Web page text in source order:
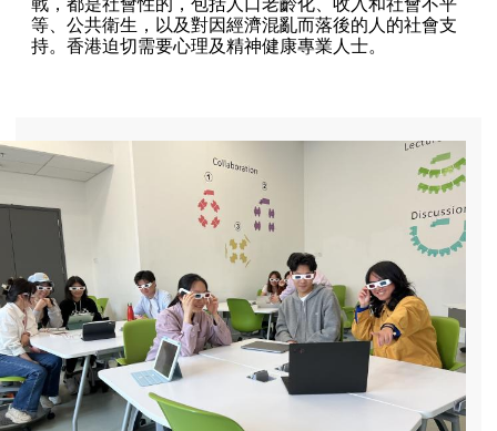
等、公共衛生，以及對因經濟混亂而落後的人的社會支
持。香港迫切需要心理及精神健康專業人士。